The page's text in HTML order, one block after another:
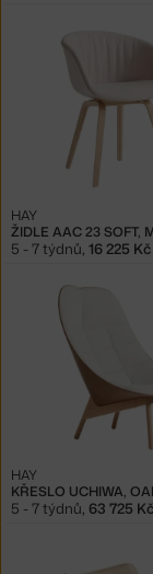
ŽIDLE AAC 23 SOFT,
HAY
5 - 7 týdnů, 16 225 Kč
HAY
5 - 7 týdnů 63 725 Kč